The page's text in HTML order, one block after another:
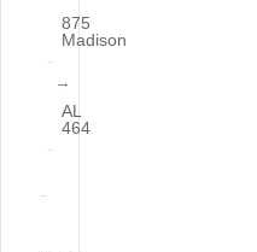
875
Madison
AL
464